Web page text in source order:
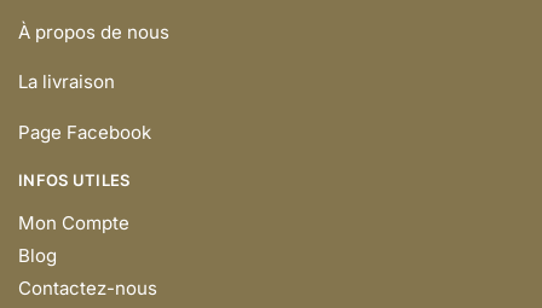
À propos de nous
La livraison
Page Facebook
INFOS UTILES
Mon Compte
Blog
Contactez-nous